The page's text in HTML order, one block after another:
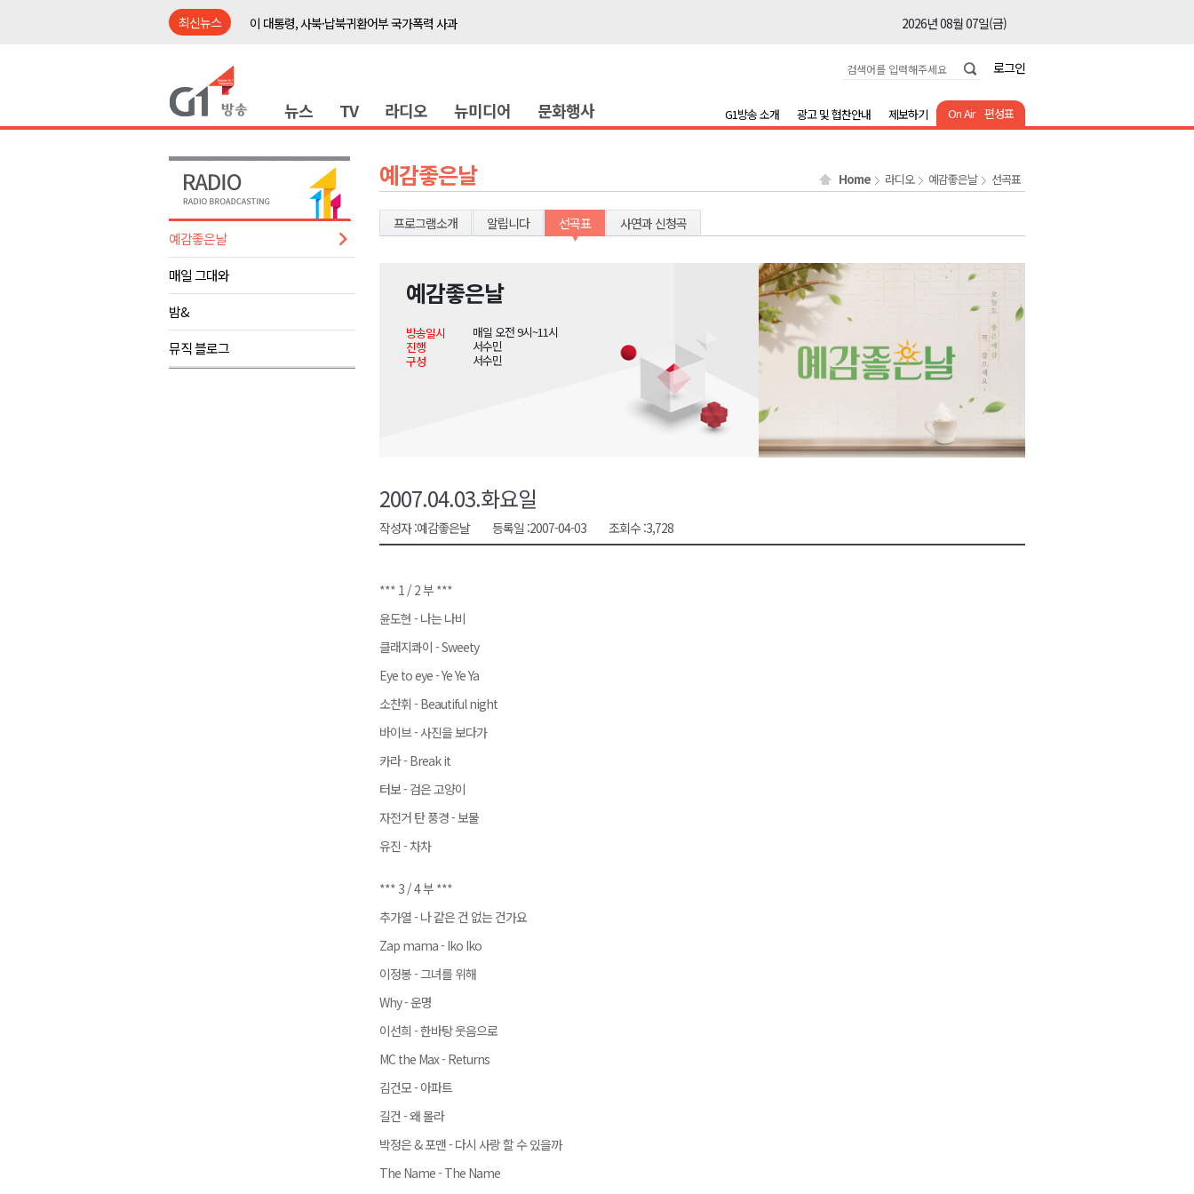
최신뉴스
이 대통령, 사북·납북귀환어부 국가폭력 사과
2026년 08월 07일(금)
2026년 08월 07일(금)
이광재 국회 예결위원장, 강릉시 초청 특별 강연
2026년 08월 07일(금)
육동한 시장, 국제스케이트장 춘천 유치 건의
영월군, 국·도비 확보 보고회 개최
2026년 08월 07일(금)
삼척 공공산후조리원 이전 시급
강원자치도교육청 교감급 이상 387명 인사
도-시군 첫 간담회..우상호 "하나된 공동체"
2026년 08월 07일(금)
이 대통령, 사북·납북귀환어부 국가폭력 사과
2026년 08월 07일(금)
여름축제 더위와 전쟁..물놀이 접목
2026년 08월 07일(금)
강원도, 최휘영 문체부장관과 정책간담회
2026년 08월 07일(금)
2026년 08월 07일(금)
2026년 08월 07일(금)
2026년 08월 07일(금)
삼척 공공산후조리원 이전 시급
강원자치도교육청 교감급 이상 387명 인사
로그인
뉴스 TV 라디오 뉴미디어 문화행사 On Air 편성표
G1방송 소개 광고 및 협찬안내 제보하기
예감좋은날
매일 그대와
밤&
뮤직 블로그
예감좋은날 Home 라디오 예감좋은날 선곡표
프로그램소개 알립니다 선곡표 사연과 신청곡
예감좋은날
방송일시
매일 오전 9시~11시
진행
서수민
구성
서수민
2007.04.03.화요일
작성자 :예감좋은날 등록일 :2007-04-03 조회수 :3,728
*** 1 / 2 부 ***
윤도현 - 나는 나비
클래지콰이 - Sweety
Eye to eye - Ye Ye Ya
소찬휘 - Beautiful night
바이브 - 사진을 보다가
카라 - Break it
터보 - 검은 고양이
자전거 탄 풍경 - 보물
유진 - 차차
*** 3 / 4 부 ***
추가열 - 나 같은 건 없는 건가요
Zap mama - Iko Iko
이정봉 - 그녀를 위해
Why - 운명
이선희 - 한바탕 웃음으로
MC the Max - Returns
김건모 - 아파트
길건 - 왜 몰라
박정은 & 포맨 - 다시 사랑 할 수 있을까
The Name - The Name